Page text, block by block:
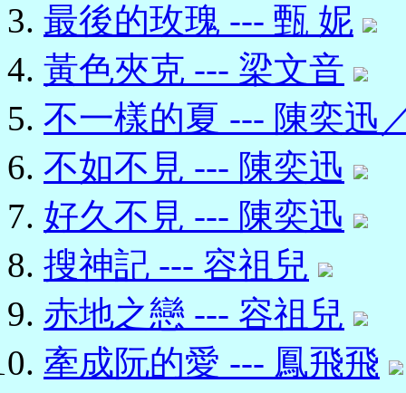
最後的玫瑰 --- 甄 妮
黃色夾克 --- 梁文音
不一樣的夏 --- 陳奕迅
不如不見 --- 陳奕迅
好久不見 --- 陳奕迅
搜神記 --- 容祖兒
赤地之戀 --- 容祖兒
牽成阮的愛 --- 鳳飛飛